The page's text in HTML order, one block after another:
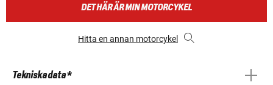
DET HÄR ÄR MIN MOTORCYKEL
Hitta en annan motorcykel
Tekniska data *